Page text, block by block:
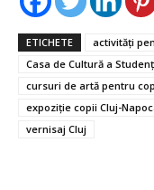
ETICHETE activități
Casa de Cultură a
cursuri de artă pentru
expoziție copii Cluj-
vernisaj Cluj